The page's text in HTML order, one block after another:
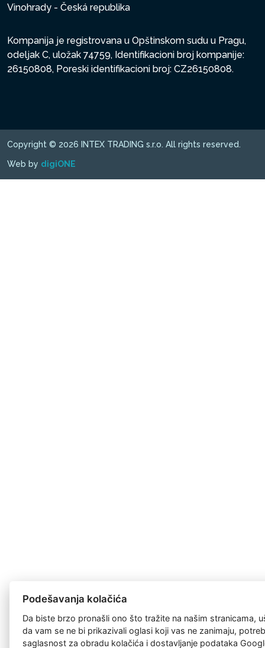
Vinohrady - Česká republika
Kompanija je registrovana u Opštinskom sudu u Pragu,
odeljak C, uložak 74759, Identifikacioni broj kompanije:
26150808, Poreski identifikacioni broj: CZ26150808.
Copyright © 2026 INTEX TRADING s.r.o. All rights reserved.
Web by digiONE
Podešavanja kolačića
Da biste brzo pronašli ono što tražite na našim stranicama,
da vam se ne bi prikazivali oglasi koji vas ne zanimaju,
saglasnost zaobradu kolačića i dostavljanje podataka